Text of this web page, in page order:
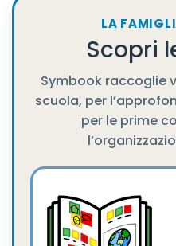
LA
Scopri
Symbook raccoglie
scuola, per
per le prime